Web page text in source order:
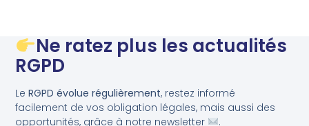
Ne ratez plus les actualités
RGPD
Le RGPD évolue régulièrement, restez informé
facilement de vos obligation légales, mais aussi des
opportunités, grâce à notre newsletter
.